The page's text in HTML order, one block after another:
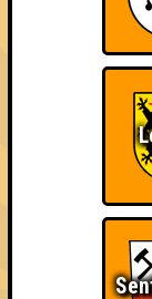
Teil der